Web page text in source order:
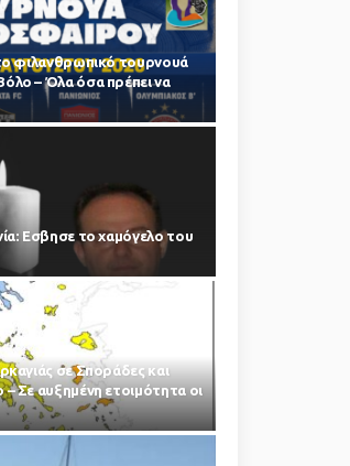
φιλανθρωπικό τουρνουά
– Όλα όσα πρέπει να
Εσβησε το χαμόγελο του
σε Σποράδες και
Σε αυξημένη ετοιμότητα οι